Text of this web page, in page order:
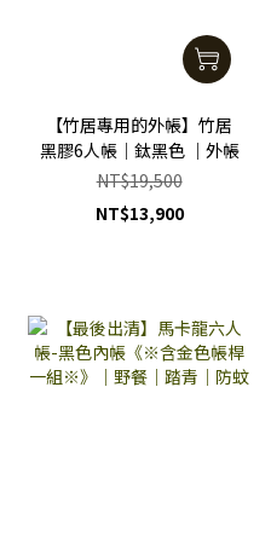
【竹居專用的外帳】竹居
黑膠6人帳｜鈦黑色 ｜外帳
NT$19,500
NT$13,900